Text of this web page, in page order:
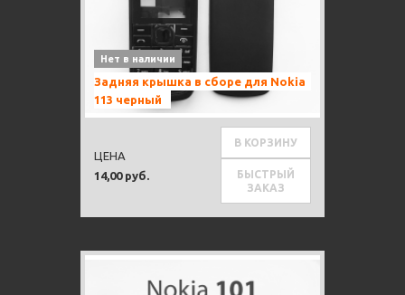
Нет в наличии
Задняя крышка в сборе для Nokia
113 черный
14,00 руб.
ЦЕНА
В КОРЗИНУ
БЫСТРЫЙ
ЗАКАЗ